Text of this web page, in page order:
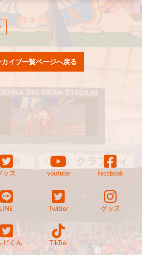
カイブ一覧ページへ戻る
ッズ youtube Facebook
LINE Twitter グッズ
ビくん TikTok